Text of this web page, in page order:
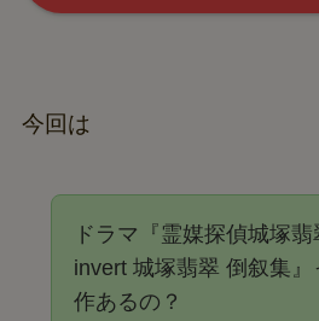
今回は
ドラマ『霊媒探偵城塚翡
invert 城塚翡翠 倒叙集』って原
作あるの？